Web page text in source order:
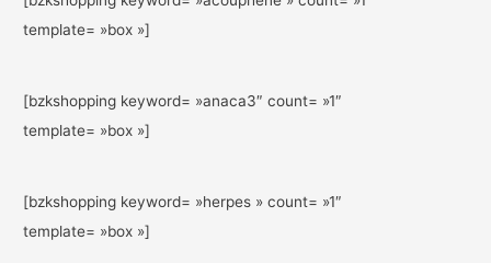
template= »box »]
[bzkshopping keyword= »anaca3″ count= »1″
template= »box »]
[bzkshopping keyword= »herpes » count= »1″
template= »box »]